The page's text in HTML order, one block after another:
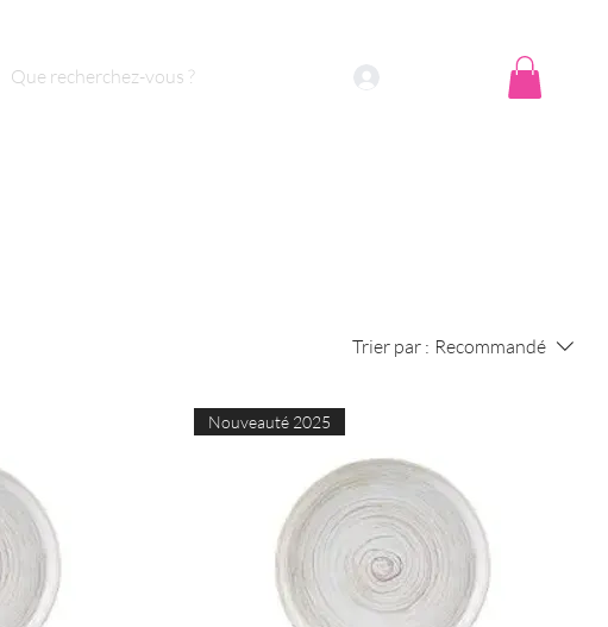
Trier par : Recommandé
Nouveauté 2025